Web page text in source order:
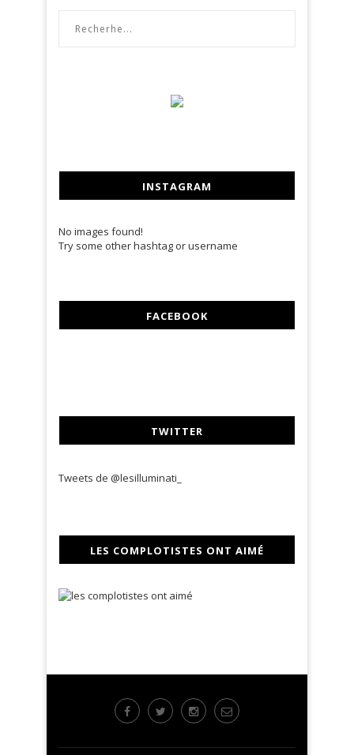
INSTAGRAM
No images found!
Try some other hashtag or username
FACEBOOK
TWITTER
Tweets de @lesilluminati_
LES COMPLOTISTES ONT AIMÉ